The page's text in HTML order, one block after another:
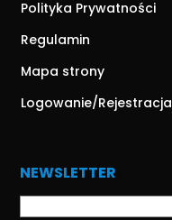
Polityka Prywatności
Regulamin
Mapa strony
Logowanie/Rejestracja
NEWSLETTER